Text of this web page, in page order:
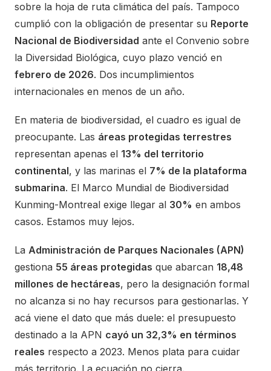
sobre la hoja de ruta climática del país. Tampoco
cumplió con la obligación de presentar su Reporte
Nacional de Biodiversidad ante el Convenio sobre
la Diversidad Biológica, cuyo plazo venció en
febrero de 2026. Dos incumplimientos
internacionales en menos de un año.
En materia de biodiversidad, el cuadro es igual de
preocupante. Las áreas protegidas terrestres
representan apenas el 13% del territorio
continental, y las marinas el 7% de la plataforma
submarina. El Marco Mundial de Biodiversidad
Kunming-Montreal exige llegar al 30% en ambos
casos. Estamos muy lejos.
La Administración de Parques Nacionales (APN)
gestiona 55 áreas protegidas que abarcan 18,48
millones de hectáreas, pero la designación formal
no alcanza si no hay recursos para gestionarlas. Y
acá viene el dato que más duele: el presupuesto
destinado a la APN cayó un 32,3% en términos
reales respecto a 2023. Menos plata para cuidar